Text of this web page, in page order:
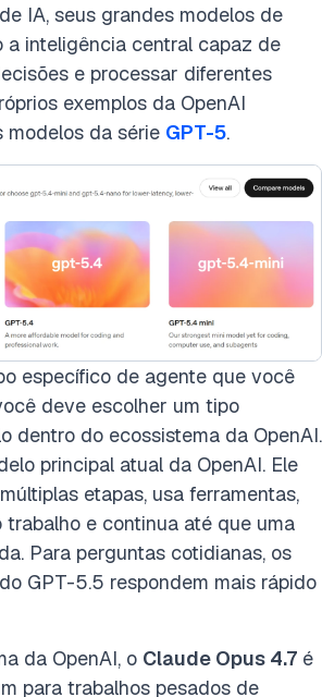
IA, seus grandes modelos de
a inteligência central capaz de
e processar diferentes
exemplos da OpenAI
modelos da série GPT-5.
específico de agente que você
deve escolher um tipo
dentro do ecossistema da OpenAI.
principal atual da OpenAI. Ele
etapas, usa ferramentas,
trabalho e continua até que uma
Para perguntas cotidianas, os
GPT-5.5 respondem mais rápido
da OpenAI, o Claude Opus 4.7 é
para trabalhos pesados de